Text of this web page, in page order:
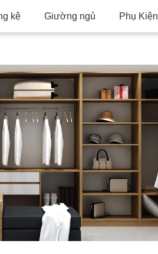
kệ Giường ngủ Phụ Kiện